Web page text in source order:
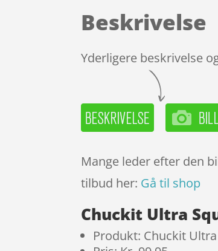
Beskrivelse
Yderligere beskrivelse
Mange leder efter den
tilbud her: Gå til shop
Chuckit Ultra
Produkt: Chuckit